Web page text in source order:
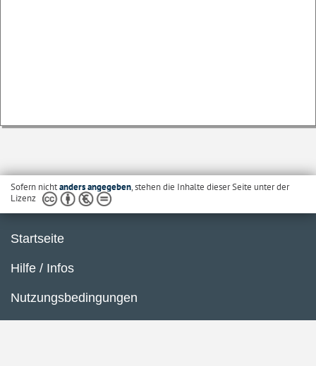
Sofern nichtanders angegeben, stehen die Inhalte dieser Seite unter der
Lizenz
Startseite
Hilfe / Infos
Nutzungsbedingungen